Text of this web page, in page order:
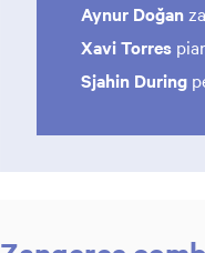
Aynur Doğan
Xavi Torres
Sjahin During